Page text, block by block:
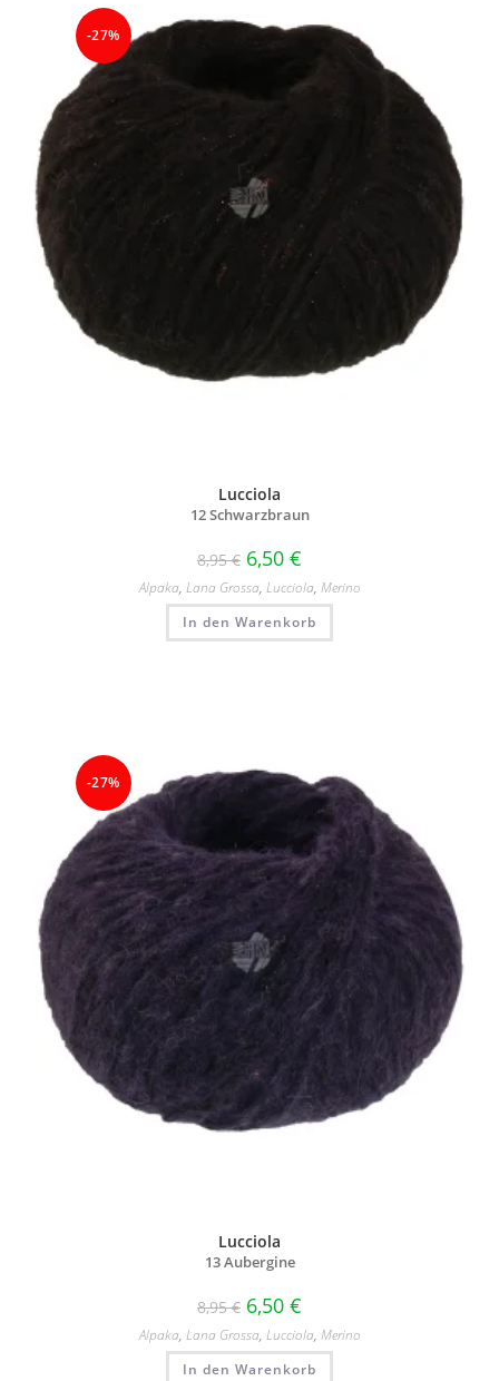
-27%
Lucciola
12 Schwarzbraun
8,95€ 6,50 €
Alpaka, Lana Grossa, Lucciola, Merino
In den Warenkorb
-27%
Lucciola
13 Aubergine
8,95€ 6,50 €
Alpaka, Lana Grossa, Lucciola, Merino
In den Warenkorb